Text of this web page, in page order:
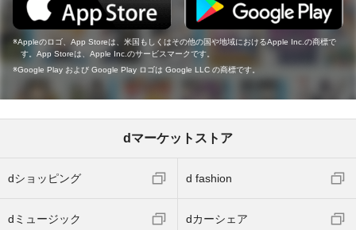
Appleのロゴ、App Storeは、米国もしくはその他の国や地域におけるApple Inc.の商標で
す。App Storeは、Apple Inc.のサービスマークです。
Google Play および Google Play ロゴは Google LLC の商標です。
dマーケットストア
dショッピング d fashion
dミュージック dカーシェア